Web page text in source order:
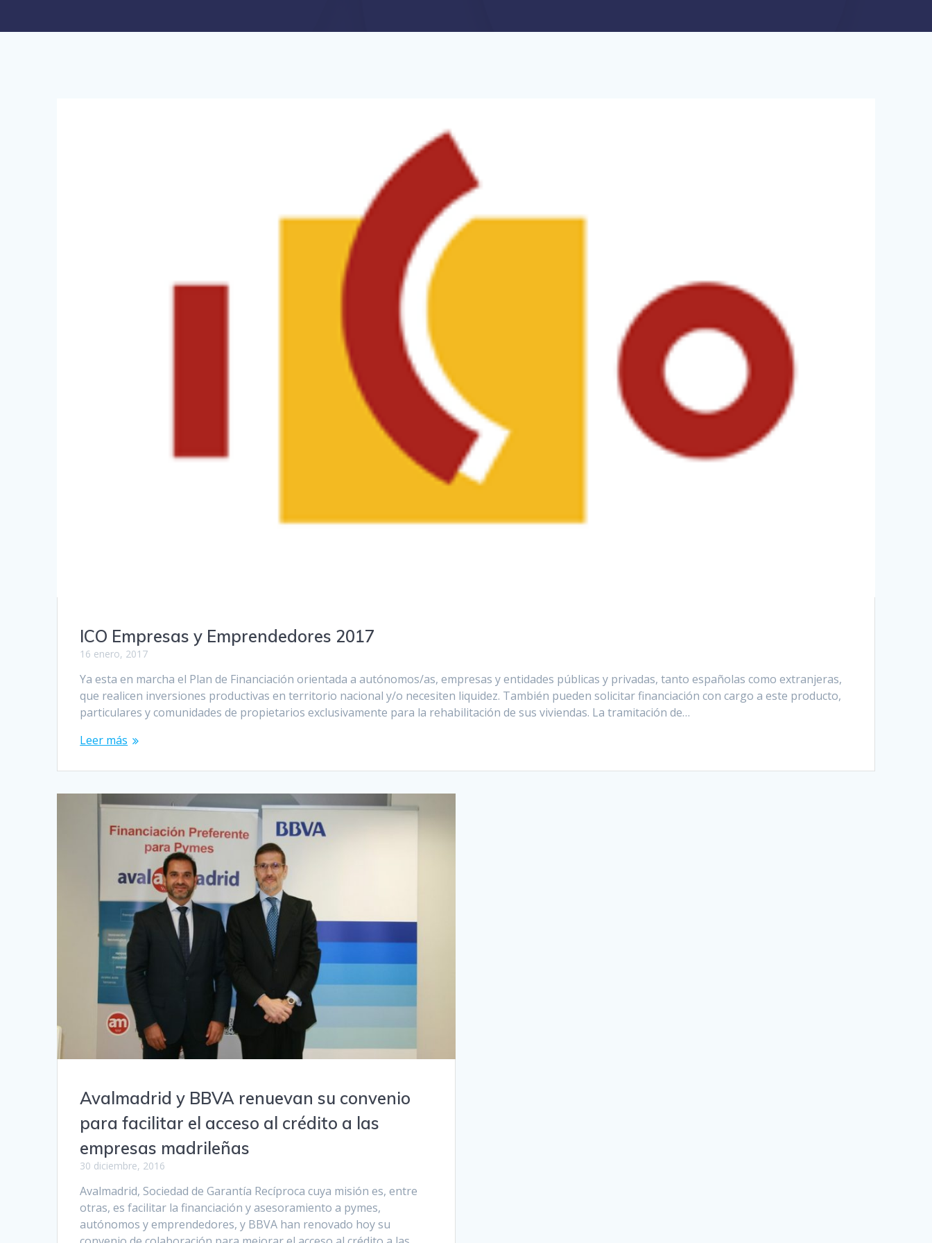
ICO Empresas y Emprendedores 2017
16 enero, 2017
Ya esta en marcha el Plan de Financiación orientada a autónomos/as, empresas y entidades públicas y privadas, tanto españolas como extranjeras,
que realicen inversiones productivas en territorio nacional y/o necesiten liquidez. También pueden solicitar financiación con cargo a este producto,
particulares y comunidades de propietarios exclusivamente para la rehabilitación de sus viviendas. La tramitación de…
Leer más
Avalmadrid y BBVA renuevan su convenio
para facilitar el acceso al crédito a las
empresas madrileñas
30 diciembre, 2016
Avalmadrid, Sociedad de Garantía Recíproca cuya misión es, entre
otras, es facilitar la financiación y asesoramiento a pymes,
autónomos y emprendedores, y BBVA han renovado hoy su